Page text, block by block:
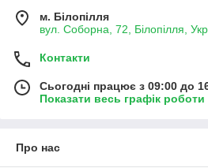
м. Білопілля
вул. Соборна, 72, Білопілля,
Контакти
Сьогодні працює з 09:00 до
Показати весь графік роботи
Про нас